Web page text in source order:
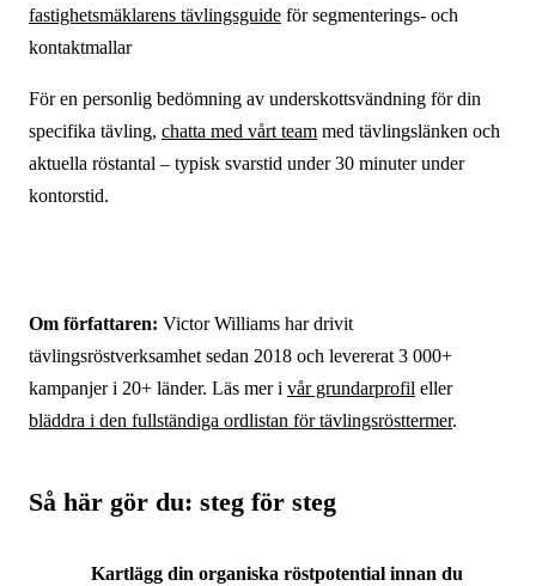
fastighetsmäklarens tävlingsguide för segmenterings- och
kontaktmallar
För en personlig bedömning av underskottsvändning för din
specifika tävling, chatta med vårt team med tävlingslänken och
aktuella röstantal – typisk svarstid under 30 minuter under
kontorstid.
Om författaren: Victor Williams har drivit
tävlingsröstverksamhet sedan 2018 och levererat 3 000+
kampanjer i 20+ länder. Läs mer i vår grundarprofil eller
bläddra i den fullständiga ordlistan för tävlingsrösttermer.
Så här gör du: steg för steg
Kartlägg din organiska röstpotential innan du